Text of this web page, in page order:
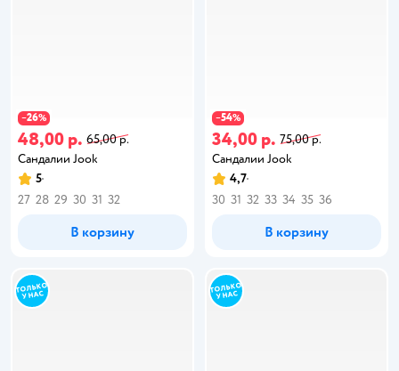
−26%
48,00 р. 65,00 р.
Сандалии Jook
5
27 28 29 30 31 32
В корзину
−54%
34,00 р. 75,00 р.
Сандалии Jook
4,7
30 31 32 33 34 35 36
В корзину